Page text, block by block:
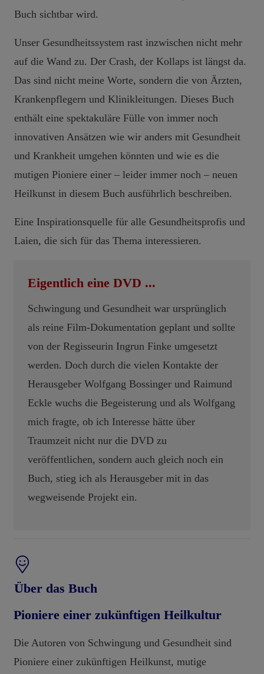
Buch sichtbar wird.
Unser Gesundheitssystem rast inzwischen nicht mehr
auf die Wand zu. Der Crash, der Kollaps ist längst da.
Das sind nicht meine Worte, sondern die von Ärzten,
Krankenpflegern und Klinikleitungen. Dieses Buch
enthält eine spektakuläre Fülle von immer noch
innovativen Ansätzen wie wir anders mit Gesundheit
und Krankheit umgehen könnten und wie es die
mutigen Pioniere einer – leider immer noch – neuen
Heilkunst in diesem Buch ausführlich beschreiben.
Eine Inspirationsquelle für alle Gesundheitsprofis und
Laien, die sich für das Thema interessieren.
Eigentlich eine DVD ...
Schwingung und Gesundheit war ursprünglich
als reine Film-Dokumentation geplant und sollte
von der Regisseurin Ingrun Finke umgesetzt
werden. Doch durch die vielen Kontakte der
Herausgeber Wolfgang Bossinger und Raimund
Eckle wuchs die Begeisterung und als Wolfgang
mich fragte, ob ich Interesse hätte über
Traumzeit nicht nur die DVD zu
veröffentlichen, sondern auch gleich noch ein
Buch, stieg ich als Herausgeber mit in das
wegweisende Projekt ein.
Über das Buch
Pioniere einer zukünftigen Heilkultur
Die Autoren von Schwingung und Gesundheit sind
Pioniere einer zukünftigen Heilkunst, mutige